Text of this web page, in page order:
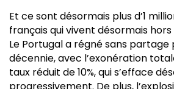
Et ce sont désormais plus d’1
français qui vivent désormais
Le Portugal a régné sans partage
décennie, avec l’exonération
taux réduit de 10%, qui s’efface
progressivement. De plus,